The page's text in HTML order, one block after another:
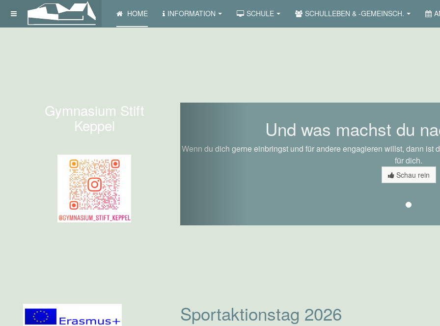
HOME INFORMATION SCHULE SCHULLEBEN & -GEMEINSCH.
Gymnasium Stift
Keppel Und was machst du
Wenn du dich gerne einbringst und für andere engagieren willst, dann
für dich.
Schau rein
Sportaktionstag 2026